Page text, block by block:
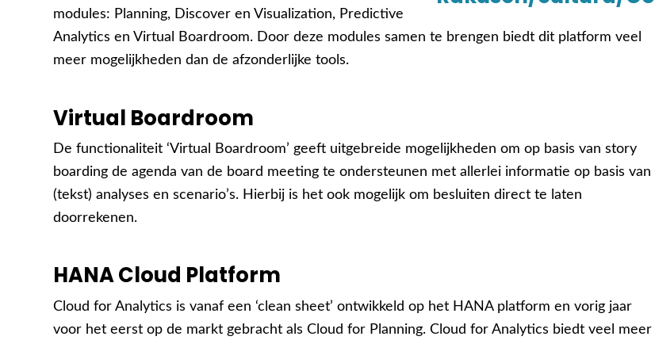
modules: Planning, Discover en Visualization, Predictive
Analytics en Virtual Boardroom. Door deze modules samen te brengen biedt dit platform veel
meer mogelijkheden dan de afzonderlijke tools.
Virtual Boardroom
De functionaliteit ‘Virtual Boardroom’ geeft uitgebreide mogelijkheden om op basis van story
boarding de agenda van de board meeting te ondersteunen met allerlei informatie op basis van
(tekst) analyses en scenario’s. Hierbij is het ook mogelijk om besluiten direct te laten
doorrekenen.
HANA Cloud Platform
Cloud for Analytics is vanaf een ‘clean sheet’ ontwikkeld op het HANA platform en vorig jaar
voor het eerst op de markt gebracht als Cloud for Planning. Cloud for Analytics biedt veel meer